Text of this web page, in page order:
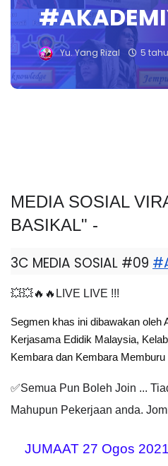
Yu. Yang Rizal 5
MEDIA SOSIAL
BASIKAL" -
3C MEDIA SOSIAL #09
💥💥🔥🔥LIVE LIVE !!!
Segmen khas ini dibawakan oleh
Kerjasama Edidik Malaysia,
Kembara dan Kembara Memburu
✅Semua Pun Boleh Join ...
Mahupun Pekerjaan anda.
JUMAAT 27 Ogos 2021